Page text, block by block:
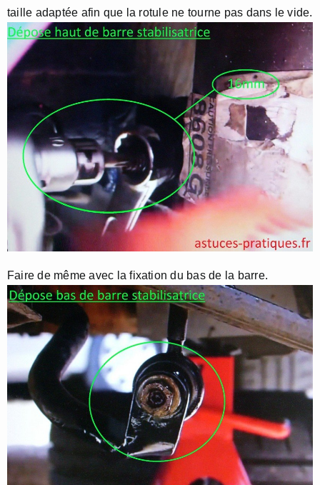
taille adaptée afin que la rotule ne tourne pas dans le vide.
Faire de même avec la fixation du bas de la barre.